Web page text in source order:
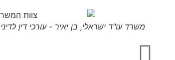
משרד עו"ד ישראלי, בן יאיר - עורכי דין